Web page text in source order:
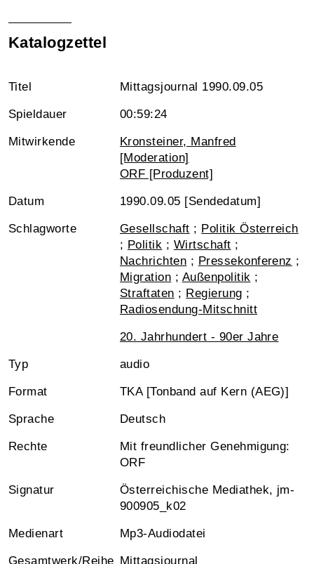
Katalogzettel
Titel Mittagsjournal 1990.09.05
Spieldauer 00:59:24
Mitwirkende
Kronsteiner, Manfred
[Moderation]
ORF [Produzent]
Datum 1990.09.05 [Sendedatum]
Schlagworte Gesellschaft ; Politik Österreich
; Politik ; Wirtschaft ;
Nachrichten ; Pressekonferenz ;
Migration ; Außenpolitik ;
Straftaten ; Regierung ;
Radiosendung-Mitschnitt
20. Jahrhundert - 90er Jahre
Typ audio
Format TKA [Tonband auf Kern (AEG)]
Sprache Deutsch
Rechte
Mit freundlicher Genehmigung:
ORF
Signatur
Österreichische Mediathek, jm-
900905_k02
Medienart Mp3-Audiodatei
Gesamtwerk/Reihe Mittagsjournal